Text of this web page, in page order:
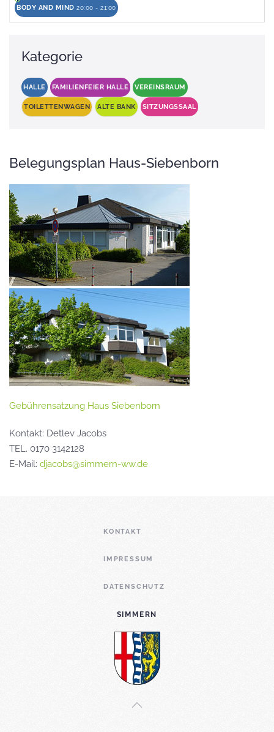
BODY AND MIND 20:00 - 21:00
Kategorie
HALLE FAMILIENFEIER HALLE VEREINSRAUM
TOILETTENWAGEN ALTE BANK SITZUNGSSAAL
Belegungsplan Haus-Siebenborn
Gebührensatzung Haus Siebenborn
Kontakt: Detlev Jacobs
TEL. 0170 3142128
E-Mail: djacobs@simmern-ww.de
KONTAKT
IMPRESSUM
DATENSCHUTZ
SIMMERN